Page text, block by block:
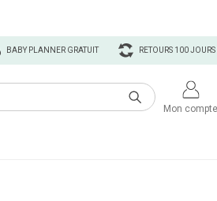
RETOURS 100 JOURS
BABY PLANNER GRATUIT
Mon compte